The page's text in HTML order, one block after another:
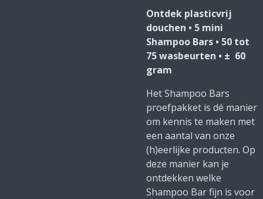
Ontdek plasticvrij
douchen • 5 mini
Shampoo Bars • 50 tot
75 wasbeurten • ± 60
gram
Het Shampoo Bars
proefpakket is dé manier
om kennis te maken met
een aantal van onze
(h)eerlijke producten. Op
deze manier kan je
ontdekken welke
Shampoo Bar fijn is voor